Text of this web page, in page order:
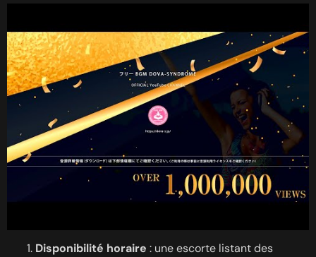
Disponibilité horaire : une escorte listant des